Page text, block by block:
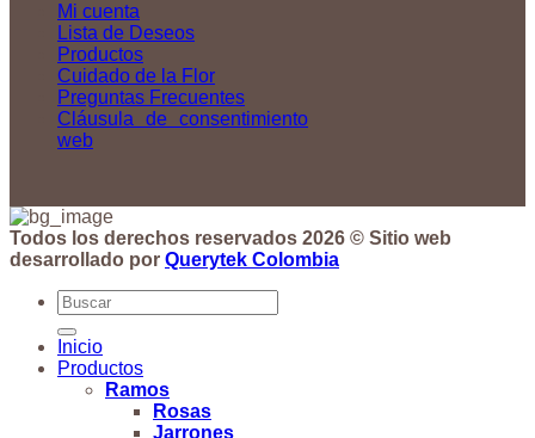
Mi cuenta
Lista de Deseos
Productos
Cuidado de la Flor
Preguntas Frecuentes
Cláusula de consentimiento
web
Todos los derechos reservados 2026 © Sitio web
desarrollado por Querytek Colombia
Buscar
por:
Inicio
Productos
Ramos
Rosas
Jarrones